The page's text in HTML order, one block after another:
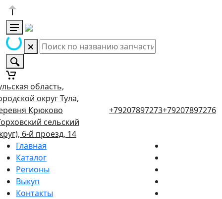
область,
округ Тула,
Крюково
сельский
6-й проезд, 14
+79207897273+79207897276
Главная
Каталог
Регионы
Выкуп
Контакты